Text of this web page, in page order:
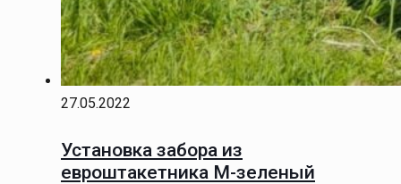
27.05.2022
Установка забора из
евроштакетника М-зеленый